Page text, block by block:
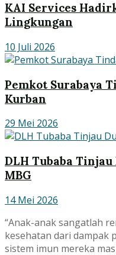
KAI Services
Lingkungan
10 Juli 2026
Pemkot Surabaya
Kurban
29 Mei 2026
DLH Tubaba
MBG
14 Mei 2026
“Anak-anak sangatlah
kesehatan dari dampak
sistem imun mereka